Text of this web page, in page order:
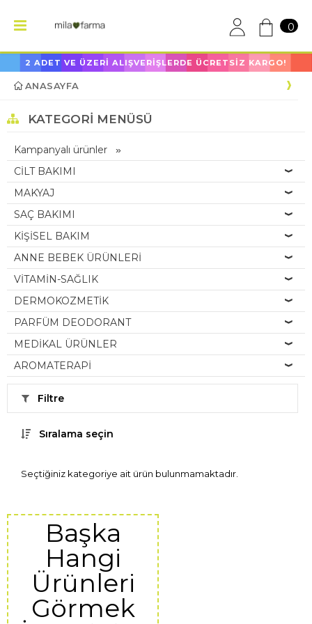
0
2 ADET VE ÜZERİ ALIŞVERİŞLERDE ÜCRETSİZ KARGO!
ANASAYFA
KATEGORI MENÜSÜ
Kampanyalı ürünler
CİLT BAKIMI
MAKYAJ
SAÇ BAKIMI
KİŞİSEL BAKIM
ANNE BEBEK ÜRÜNLERİ
VİTAMİN-SAĞLIK
DERMOKOZMETİK
PARFÜM DEODORANT
MEDİKAL ÜRÜNLER
AROMATERAPİ
Filtre
Sıralama seçin
Seçtiğiniz kategoriye ait ürün bulunmamaktadır.
Başka
Hangi
Ürünleri
Görmek